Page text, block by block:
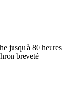
jusqu'à 80 heures
breveté